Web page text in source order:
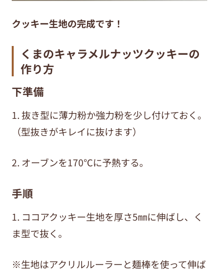
クッキー生地の完成です！
くまのキャラメルナッツクッキーの
作り方
下準備
1. 抜き型に薄力粉か強力粉を少し付けておく。
（型抜きがキレイに抜けます）
2. オーブンを170℃に予熱する。
手順
1. ココアクッキー生地を厚さ5㎜に伸ばし、く
ま型で抜く。
※生地はアクリルルーラーと麺棒を使って伸ば